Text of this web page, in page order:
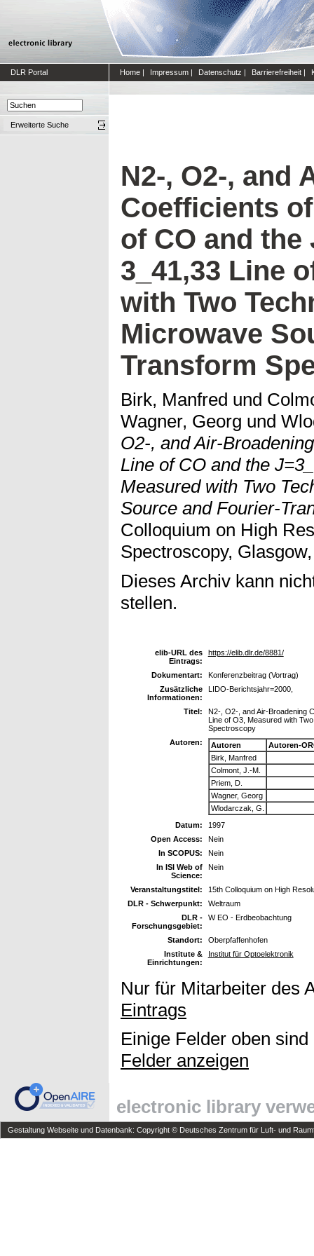
DLR Portal Home | Impressum | Datenschutz | Barrierefreiheit |
Erweiterte Suche
N2-, O2-, and
Coefficients
of CO and the
3_41,33 Line
with Two
Microwave
Transform
Birk, Manfred und
Wagner, Georg und
O2-, and Air-
Line of CO and the
Measured with Two
Source and Fourier-
Colloquium on High
Spectroscopy,
Dieses Archiv kann
stellen.
elib-URL des
Eintrags:
https://elib.dlr.de/8881/
Dokumentart:
Konferenzbeitrag (Vortrag)
Zusätzliche
Informationen:
LIDO-Berichtsjahr=2000,
Titel:
N2-, O2-, and Air-Broadening
Line of O3, Measured with
Spectroscopy
Autoren:
Autoren
Autoren-
Birk, Manfred
Colmont, J.-M.
Priem, D.
Wagner, Georg
Wlodarczak, G.
Datum:
1997
Open Access:
Nein
In SCOPUS:
Nein
In ISI Web of
Science:
Nein
Veranstaltungstitel:
15th Colloquium on High
DLR - Schwerpunkt:
Weltraum
DLR -
Forschungsgebiet:
W EO - Erdbeobachtung
Standort:
Oberpfaffenhofen
Institute &
Einrichtungen:
Institut für Optoelektronik
Nur für Mitarbeiter des
Eintrags
Einige Felder oben
Felder anzeigen
electronic library
Gestaltung Webseite und Datenbank: Copyright © Deutsches Zentrum für Luft- und